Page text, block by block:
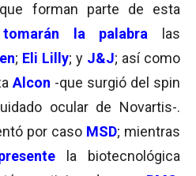
forman parte de esta
la palabra las
; Eli Lilly; y J&J; así como
Alcon -que surgió del spin
ocular de Novartis-.
por caso MSD; mientras
la biotecnológica